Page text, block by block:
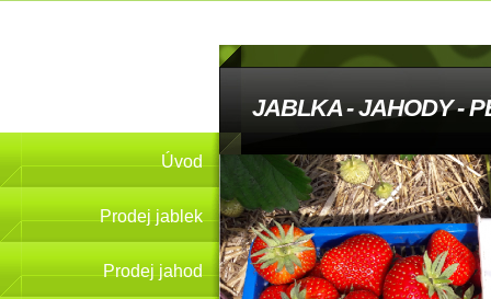
JABLKA - JAHODY -
Úvod
Prodej jablek
Prodej jahod